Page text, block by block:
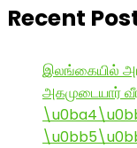
Recent
இலங்கையில்
அகமுடையார்